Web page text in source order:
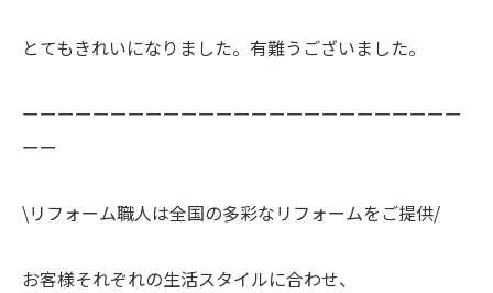
とてもきれいになりました。有難うございました。
ーーーーーーーーーーーーーーーーーーーーーーーーー
ーー
\リフォーム職人は全国の多彩なリフォームをご提供/
お客様それぞれの生活スタイルに合わせ、